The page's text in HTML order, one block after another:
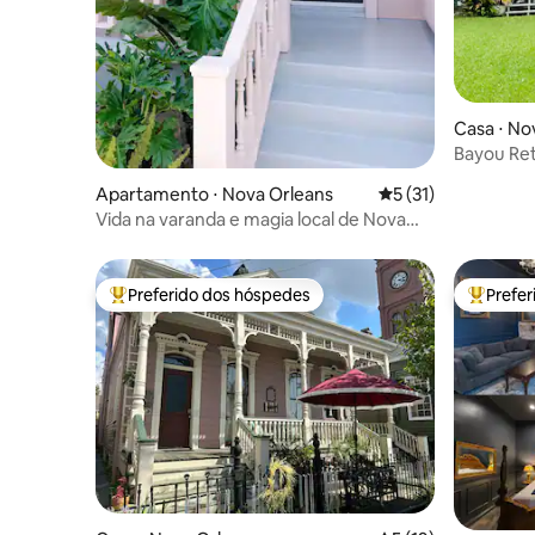
Apartamento ⋅ Nova Orleans 5 de uma avaliação
5 (31)
Vida na varanda e magia local de Nova
Casa ⋅
Bayou
Entre os melhores preferidos dos hóspedes
Preferido dos hóspedes Entre